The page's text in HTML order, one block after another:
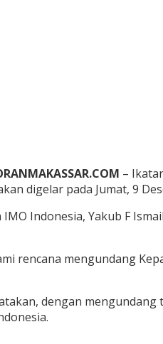
–
digelar pada Jumat, 9
IMO Indonesia, Yakub F
rencana mengundang
dengan